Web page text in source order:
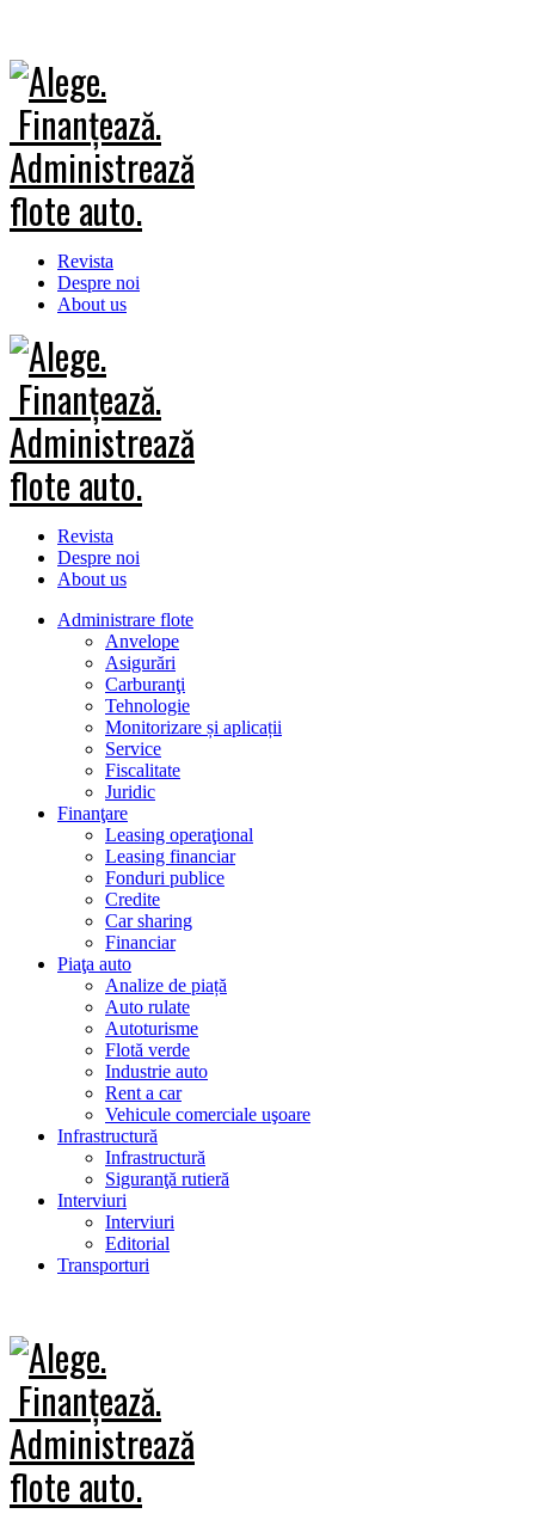
Revista
Despre noi
About us
Revista
Despre noi
About us
Administrare flote
Anvelope
Asigurări
Carburanţi
Tehnologie
Monitorizare și aplicații
Service
Fiscalitate
Juridic
Finanţare
Leasing operaţional
Leasing financiar
Fonduri publice
Credite
Car sharing
Financiar
Piaţa auto
Analize de piață
Auto rulate
Autoturisme
Flotă verde
Industrie auto
Rent a car
Vehicule comerciale uşoare
Infrastructură
Infrastructură
Siguranţă rutieră
Interviuri
Interviuri
Editorial
Transporturi